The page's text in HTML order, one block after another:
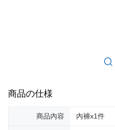
商品の仕様
商品內容 內褲x1件